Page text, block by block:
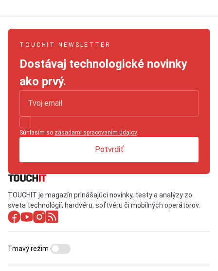
TOUCHIT NEWSLETTER
Dostávaj technologické novinky
ako prvý.
Súhlasím so zásadami spracovaním údajov.
Potvrdiť
TOUCHIT je magazín prinášajúci novinky, testy a analýzy zo
sveta technológií, hardvéru, softvéru či mobilných operátorov.
Tmavý režim